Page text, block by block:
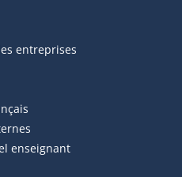
entreprises
hyperlien externe s'ouvrira
enseignant